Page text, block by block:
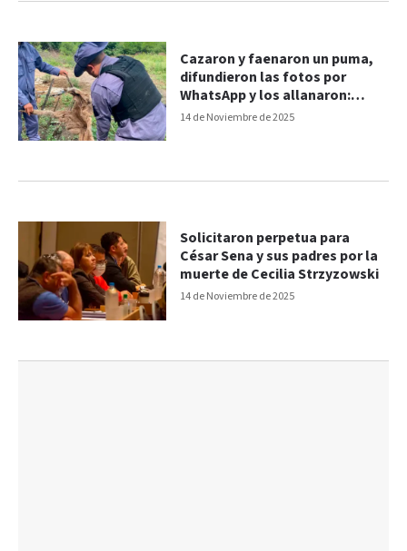
14 de Noviembre de 2025
Cazaron y faenaron un puma,
difundieron las fotos por
WhatsApp y los allanaron:
siguen en libertad
14 de Noviembre de 2025
Solicitaron perpetua para
César Sena y sus padres por la
muerte de Cecilia Strzyzowski